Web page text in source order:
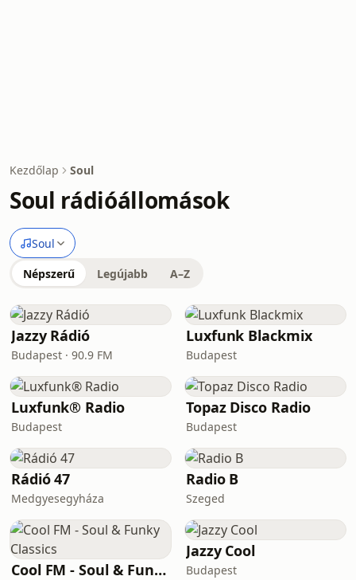
Kezdőlap Soul
Soul rádióállomások
Soul
Népszerű Legújabb A–Z
Jazzy Rádió
Budapest · 90.9 FM
Luxfunk Blackmix
Budapest
Luxfunk® Radio
Budapest
Topaz Disco Radio
Budapest
Rádió 47
Medgyesegyháza
Radio B
Szeged
Cool FM - Soul & Funky Classics
Jazzy Cool
Budapest